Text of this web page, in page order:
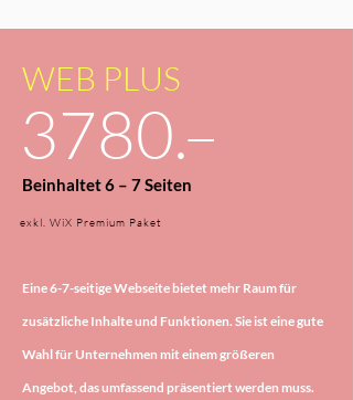
WEB PLUS
3780.–
Beinhaltet 6 – 7 Seiten
exkl. WiX Premium Paket
Eine 6-7-seitige Webseite bietet mehr Raum für
zusätzliche Inhalte und Funktionen. Sie ist eine gute
Wahl für Unternehmen mit einem größeren
Angebot, das umfassend präsentiert werden muss.